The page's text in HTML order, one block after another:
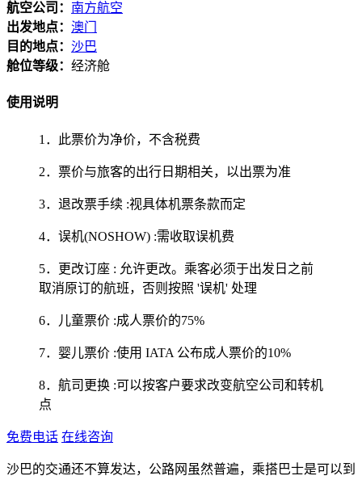
航空公司： 南方航空
出发地点： 澳门
目的地点： 沙巴
舱位等级： 经济舱
使用说明
1．此票价为净价，不含税费
2．票价与旅客的出行日期相关，以出票为准
3．退改票手续 :视具体机票条款而定
4．误机(NOSHOW) :需收取误机费
5．更改订座 : 允许更改。乘客必须于出发日之前
取消原订的航班，否则按照 '误机' 处理
6．儿童票价 :成人票价的75%
7．婴儿票价 :使用 IATA 公布成人票价的10%
8．航司更换 :可以按客户要求改变航空公司和转机
点
免费电话 在线咨询
沙巴的交通还不算发达，公路网虽然普遍，乘搭巴士是可以到